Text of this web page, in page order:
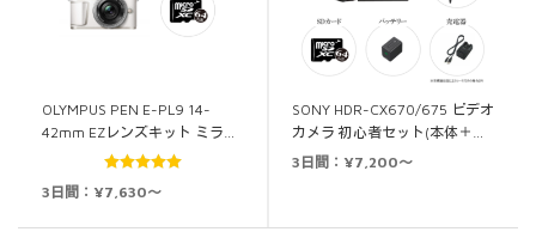
OLYMPUS PEN E-PL9 14-
42mm EZレンズキット ミラ…
3日間：¥7,630～
SONY HDR-CX670/675 ビデオ
カメラ 初心者セット(本体＋…
3日間：¥7,200～